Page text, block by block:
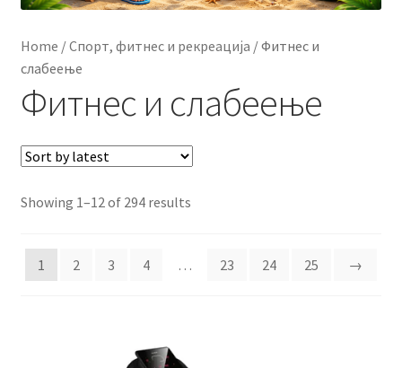
Корисничка подршка
Кошничка
Мој профил
Рекламации и замена на производ
Сите производи
Home /Спорт, фитнес и рекреација /Фитнес и
слабеење
Фитнес и слабеење
Showing 1–12 of 294 resultsSorted
1
2 3 4 … 23 24 25 →